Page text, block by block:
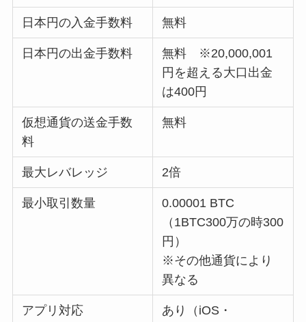
日本円の入金手数料 無料
日本円の出金手数料
無料 ※20,000,001
円を超える大口出金
は400円
仮想通貨の送金手数
料
無料
最大レバレッジ 2倍
最小取引数量
0.00001 BTC
（1BTC300万の時300
円）
※その他通貨により
異なる
アプリ対応
あり（iOS・